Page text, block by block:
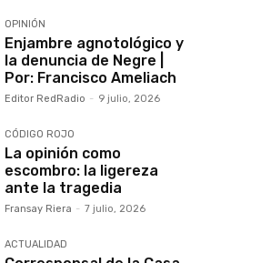
OPINIÓN
Enjambre agnotológico y
la denuncia de Negre |
Por: Francisco Ameliach
Editor RedRadio - 9 julio, 2026
CÓDIGO ROJO
La opinión como
escombro: la ligereza
ante la tragedia
Fransay Riera - 7 julio, 2026
ACTUALIDAD